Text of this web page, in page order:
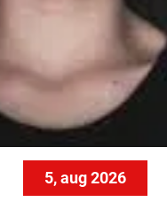
5, aug 2026